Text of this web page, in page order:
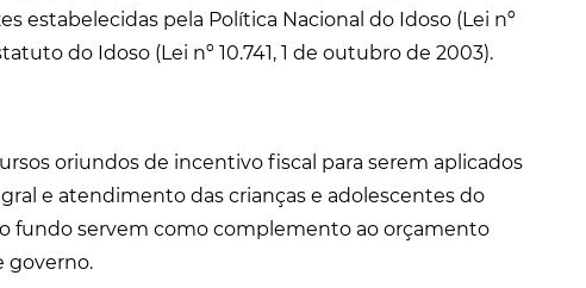
estabelecidas pela Política Nacional do Idoso (Lei nº
do Idoso (Lei nº 10.741, 1 de outubro de 2003).
oriundos de incentivo fiscal para serem aplicados
e atendimento das crianças e adolescentes do
fundo servem como complemento ao orçamento
governo.